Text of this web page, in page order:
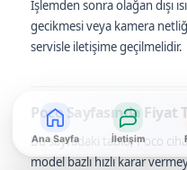
İşlemden sonra olağan dışı
gecikmesi veya kamera
servisle iletişime geçilmelidir.
Poco Sayfasında Fiyat
Bu sayfadaki tablo, Poco
model bazlı hızlı karar
Ana Sayfa İletişim